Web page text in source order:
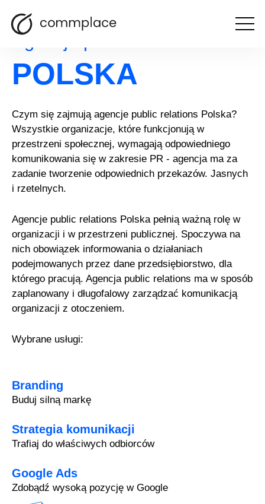
Agencje public relations
POLSKA
Czym się zajmują agencje public relations Polska?
Wszystkie organizacje, które funkcjonują w
przestrzeni społecznej, wymagają odpowiedniego
komunikowania się w zakresie PR - agencja ma za
zadanie tworzenie odpowiednich przekazów. Jasnych
i rzetelnych.
Agencje public relations Polska pełnią ważną rolę w
organizacji i w przestrzeni publicznej. Spoczywa na
nich obowiązek informowania o działaniach
podejmowanych przez dane przedsiębiorstwo, dla
którego pracują. Agencja public relations ma w sposób
zaplanowany i długofalowy zarządzać komunikacją
organizacji z otoczeniem.
Wybrane usługi:
Branding
Buduj silną markę
Strategia komunikacji
Trafiaj do właściwych odbiorców
Google Ads
Zdobądź wysoką pozycję w Google